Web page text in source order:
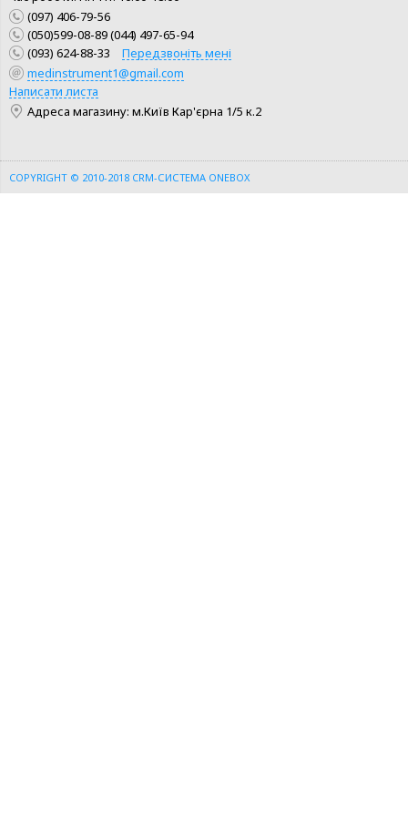
КУПИТИ
ШВИДКА ПОКУПКА
(097) 406-79-56
(050)599-08-89 (044) 497-65-94
(093) 624-88-33
Передзвоніть мені
medinstrument1@gmail.com
Написати листа
Адреса магазину: м.Київ Кар'єрна 1/5 к.2
COPYRIGHT © 2010-2018 CRM-СИСТЕМА ONEBOX